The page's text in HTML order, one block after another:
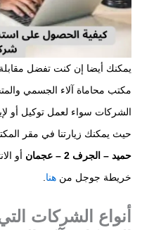
يمكنك أيضا إن كنت تفضل مقابلة
مكتب محاماة آلاء الجسمي
الشركات سواء لعمل توكيل أو
حيث يمكنك زيارتنا في مقر
حميد – الجرف 2 – عجمان
أو
خريطة جوجل منهنا
أنواع الشركات